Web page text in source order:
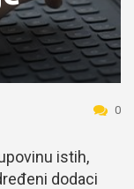
0
istih,
dodaci